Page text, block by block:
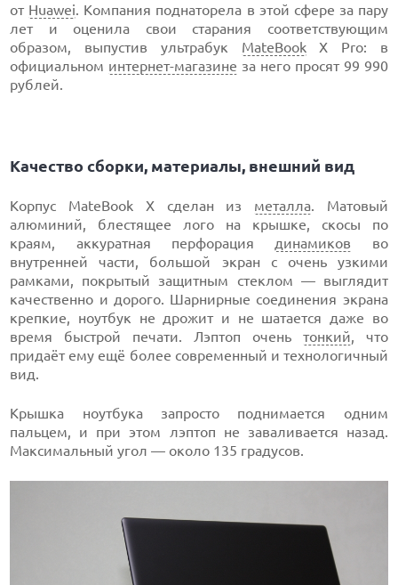
от Huawei. Компания поднаторела в этой сфере за пару
лет и оценила свои старания соответствующим
образом, выпустив ультрабук MateBookX Pro: в
официальном интернет-магазине за него просят 99 990
рублей.
Качество сборки, материалы, внешний вид
Корпус MateBook X сделан из металла. Матовый
алюминий, блестящее лого на крышке, скосы по
краям, аккуратная перфорация динамиков во
внутренней части, большой экран с очень узкими
рамками, покрытый защитным стеклом — выглядит
качественно и дорого. Шарнирные соединения экрана
крепкие, ноутбук не дрожит и не шатается даже во
время быстрой печати. Лэптоп очень тонкий, что
придаёт ему ещё более современный и технологичный
вид.
Крышка ноутбука запросто поднимается одним
пальцем, и при этом лэптоп не заваливается назад.
Максимальный угол — около 135 градусов.